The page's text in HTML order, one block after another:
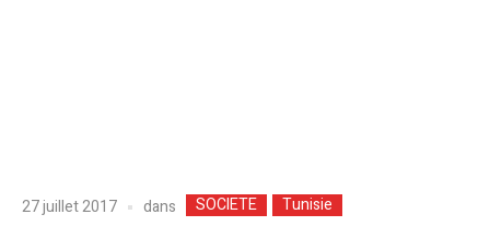
27 juillet 2017 dans SOCIETE Tunisie